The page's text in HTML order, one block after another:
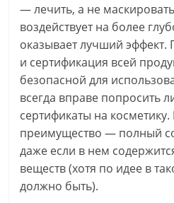
— лечить, а не
воздействует на более
оказывает лучший эффект.
и сертификация всей
безопасной для
всегда вправе попросить
сертификаты на
преимущество — полный
даже если в нем
веществ (хотя по идее в
должно быть).